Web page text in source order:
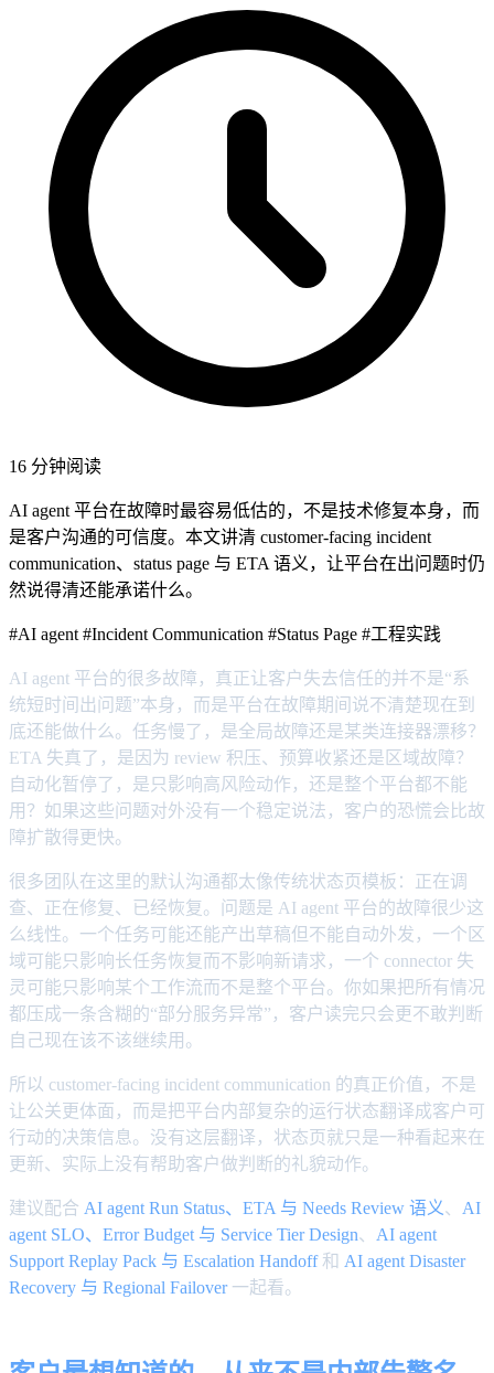
16 分钟阅读
AI agent 平台在故障时最容易低估的，不是技术修复本身，而
是客户沟通的可信度。本文讲清 customer-facing incident
communication、status page 与 ETA 语义，让平台在出问题时仍
然说得清还能承诺什么。
#AI agent #Incident Communication #Status Page #工程实践
AI agent 平台的很多故障，真正让客户失去信任的并不是“系
统短时间出问题”本身，而是平台在故障期间说不清楚现在到
底还能做什么。任务慢了，是全局故障还是某类连接器漂移？
ETA 失真了，是因为 review 积压、预算收紧还是区域故障？
自动化暂停了，是只影响高风险动作，还是整个平台都不能
用？如果这些问题对外没有一个稳定说法，客户的恐慌会比故
障扩散得更快。
很多团队在这里的默认沟通都太像传统状态页模板：正在调
查、正在修复、已经恢复。问题是 AI agent 平台的故障很少这
么线性。一个任务可能还能产出草稿但不能自动外发，一个区
域可能只影响长任务恢复而不影响新请求，一个 connector 失
灵可能只影响某个工作流而不是整个平台。你如果把所有情况
都压成一条含糊的“部分服务异常”，客户读完只会更不敢判断
自己现在该不该继续用。
所以 customer-facing incident communication 的真正价值，不是
让公关更体面，而是把平台内部复杂的运行状态翻译成客户可
行动的决策信息。没有这层翻译，状态页就只是一种看起来在
更新、实际上没有帮助客户做判断的礼貌动作。
建议配合 AI agent Run Status、ETA 与 Needs Review 语义、 AI
agent SLO、Error Budget 与 Service Tier Design、 AI agent
Support Replay Pack 与 Escalation Handoff和 AI agent Disaster
Recovery 与 Regional Failover一起看。